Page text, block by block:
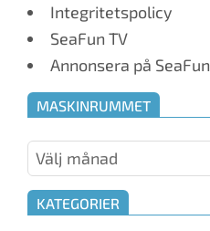
Integritetspolicy
SeaFun TV
Annonsera på SeaFun
MASKINRUMMET
Maskinrummet
KATEGORIER